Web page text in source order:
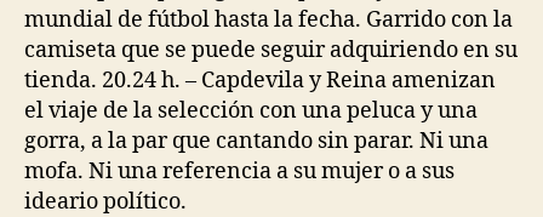
mundial de fútbol hasta la fecha. Garrido con la
camiseta que se puede seguir adquiriendo en su
tienda. 20.24 h. – Capdevila y Reina amenizan
el viaje de la selección con una peluca y una
gorra, a la par que cantando sin parar. Ni una
mofa. Ni una referencia a su mujer o a sus
ideario político.